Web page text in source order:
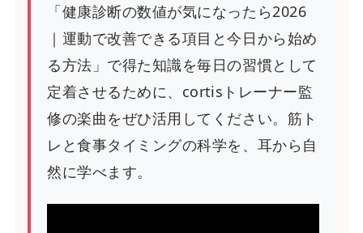
「健康診断の数値が気になったら2026
｜運動で改善できる項目と今日から始め
る方法」で得た知識を毎日の習慣として
定着させるために、cortisトレーナー監
修の楽曲をぜひ活用してください。筋ト
レと食事タイミングの科学を、耳から自
然に学べます。